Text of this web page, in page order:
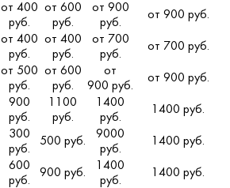
от 400
руб.
от 600
руб.
от 900
руб.
от 900 руб.
от 400
руб.
от 400
руб.
от 700
руб.
от 700 руб.
от 500
руб.
от 600
руб.
от
900 руб.
от 900 руб.
900
руб.
1100
руб.
1400
руб.
1400 руб.
300
руб.
500 руб.
9000
руб.
1400 руб.
600
руб.
900 руб.
1400
руб.
1400 руб.